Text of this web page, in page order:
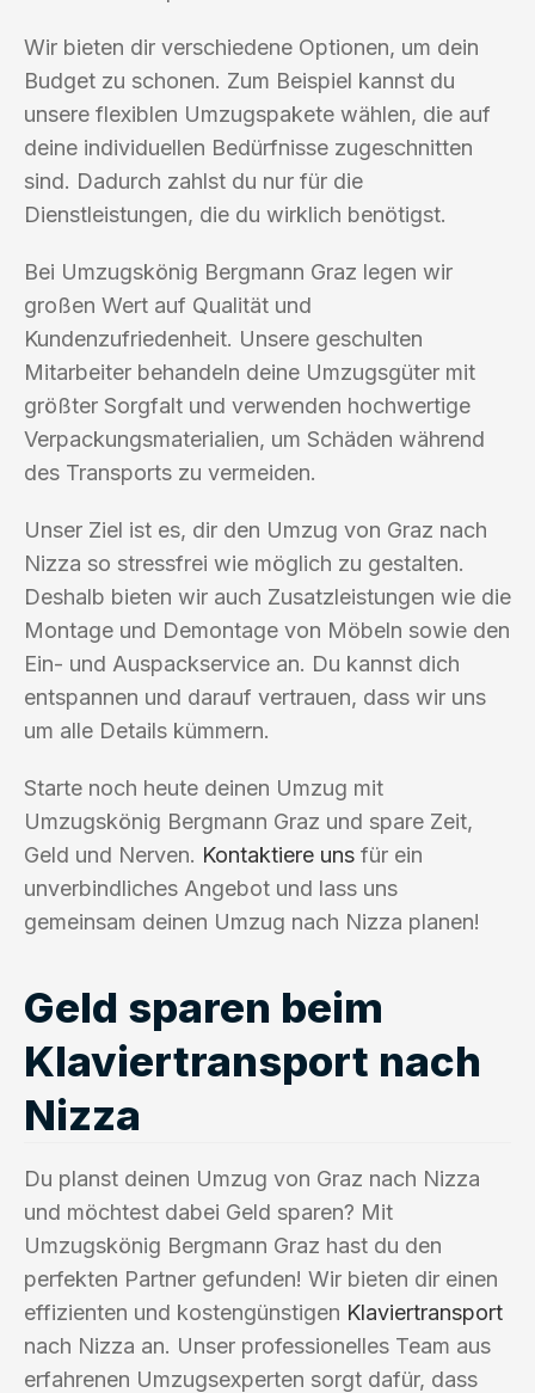
Wir bieten dir verschiedene Optionen, um dein
Budget zu schonen. Zum Beispiel kannst du
unsere flexiblen Umzugspakete wählen, die auf
deine individuellen Bedürfnisse zugeschnitten
sind. Dadurch zahlst du nur für die
Dienstleistungen, die du wirklich benötigst.
Bei Umzugskönig Bergmann Graz legen wir
großen Wert auf Qualität und
Kundenzufriedenheit. Unsere geschulten
Mitarbeiter behandeln deine Umzugsgüter mit
größter Sorgfalt und verwenden hochwertige
Verpackungsmaterialien, um Schäden während
des Transports zu vermeiden.
Unser Ziel ist es, dir den Umzug von Graz nach
Nizza so stressfrei wie möglich zu gestalten.
Deshalb bieten wir auch Zusatzleistungen wie die
Montage und Demontage von Möbeln sowie den
Ein- und Auspackservice an. Du kannst dich
entspannen und darauf vertrauen, dass wir uns
um alle Details kümmern.
Starte noch heute deinen Umzug mit
Umzugskönig Bergmann Graz und spare Zeit,
Geld und Nerven. Kontaktiere uns für ein
unverbindliches Angebot und lass uns
gemeinsam deinen Umzug nach Nizza planen!
Geld sparen beim
Klaviertransport nach
Nizza
Du planst deinen Umzug von Graz nach Nizza
und möchtest dabei Geld sparen? Mit
Umzugskönig Bergmann Graz hast du den
perfekten Partner gefunden! Wir bieten dir einen
effizienten und kostengünstigen Klaviertransport
nach Nizza an. Unser professionelles Team aus
erfahrenen Umzugsexperten sorgt dafür, dass